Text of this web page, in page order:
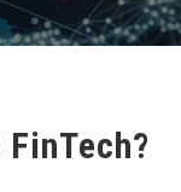
FinTech?